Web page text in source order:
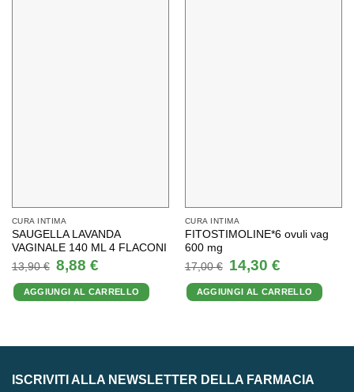
CURA INTIMA
SAUGELLA LAVANDA
VAGINALE 140 ML 4 FLACONI
13,90€
Il
prezzo
originale
era:
13,90 €.
8,88 €Il
prezzo
attuale
è:
8,88 €.
AGGIUNGI AL CARRELLO
CURA INTIMA
FITOSTIMOLINE*6 ovuli vag
600 mg
17,00€
Il
prezzo
originale
era:
17,00 €.
14,30 €Il
prezzo
attuale
è:
14,30 €.
AGGIUNGI AL CARRELLO
ISCRIVITI ALLA NEWSLETTER DELLA FARMACIA